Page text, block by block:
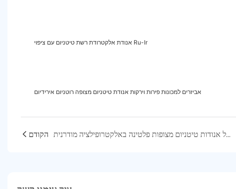
אנודת אלקטרודת רשת טיטניום עם ציפוי Ru-Ir
אביזרים למכונות פירות וירקות אנודת טיטניום מצופה רוטניום אירידיום
הקודם התפקיד הקריטי של אנודות טיטניום מצופות פלטינה באלקטרופילציה מודרנית